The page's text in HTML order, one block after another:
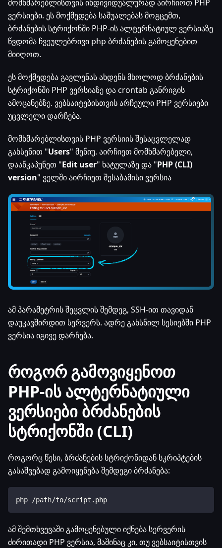
მომხმარებლისთვის ინდივიდუალურად აირჩიოთ PHP
ვერსიები. ეს მოქმედება საშუალებას მოგცემთ,
ბრძანების სტრიქონში PHP-ის ალტერნატიულ ვერსიაზე
წვდომა ჩვეულებრივი php ბრძანების გამოყენებით
მიიღოთ.
ეს მოქმედება გავლენას ახდენს მხოლოდ ბრძანების
სტრიქონში PHP ვერსიაზე და crontab განრიგის
ამოცანებზე. ვებსაიტებისთვის არჩეული PHP ვერსიები
უცვლელი დარჩება.
მომხმარებლისთვის PHP ვერსიის შესაცვლელად
გახსენით "Users" მენიუ. აირჩიეთ მომხმარებელი,
დააწკაპუნეთ "Edit user" ხატულაზე და "PHP (CLI)
version" ველში აირჩიეთ შესაბამისი ვერსია
ამ პარამეტრის შეცვლის შემდეგ, SSH-ით თავიდან
დაუკავშირდით სერვერს. ადრე გახსნილ სესიებში PHP
ვერსია იგივე დარჩება.
როგორ გამოვიყენოთ
PHP-ის ალტერნატიული
ვერსიები ბრძანების
სტრიქონში (CLI)
როგორც წესი, ბრძანების სტრიქონიდან სკრიპტების
გასაშვებად გამოიყენება შემდეგი ბრძანება:
php /path/to/script.php
ამ შემთხვევაში გამოყენებული იქნება სერვერის
ძირითადი PHP ვერსია, მაშინაც კი, თუ ვებსაიტისთვის